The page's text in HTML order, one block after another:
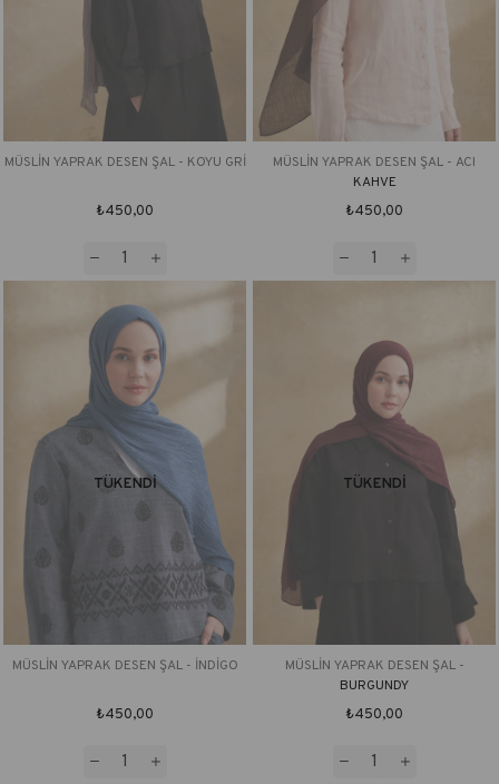
MÜSLİN YAPRAK DESEN ŞAL - KOYU GRİ
₺450,00
MÜSLİN YAPRAK DESEN ŞAL - ACI
KAHVE
₺450,00
TÜKENDI
MÜSLİN YAPRAK DESEN ŞAL - İNDİGO
₺450,00
TÜKENDI
MÜSLİN YAPRAK DESEN ŞAL -
BURGUNDY
₺450,00